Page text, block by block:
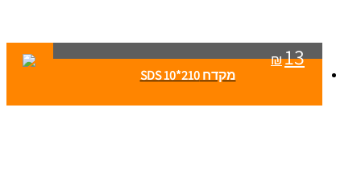
₪13
מקדח SDS 10*210